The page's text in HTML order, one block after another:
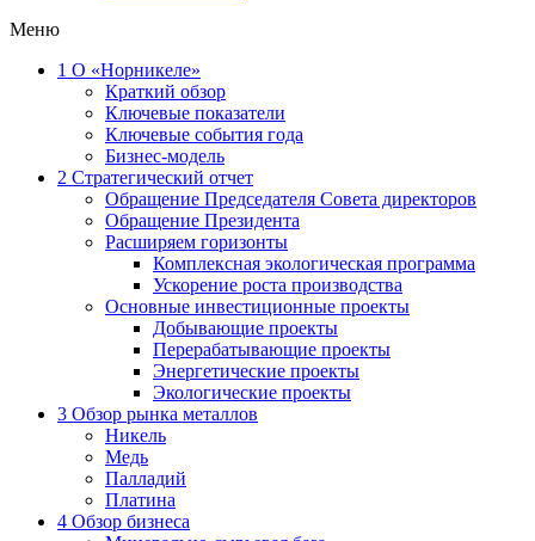
Меню
1 О «Норникеле»
Краткий обзор
Ключевые показатели
Ключевые события года
Бизнес-модель
2 Стратегический отчет
Обращение Председателя Совета директоров
Обращение Президента
Расширяем горизонты
Комплексная экологическая программа
Ускорение роста производства
Основные инвестиционные проекты
Добывающие проекты
Перерабатывающие проекты
Энергетические проекты
Экологические проекты
3 Обзор рынка металлов
Никель
Медь
Палладий
Платина
4 Обзор бизнеса